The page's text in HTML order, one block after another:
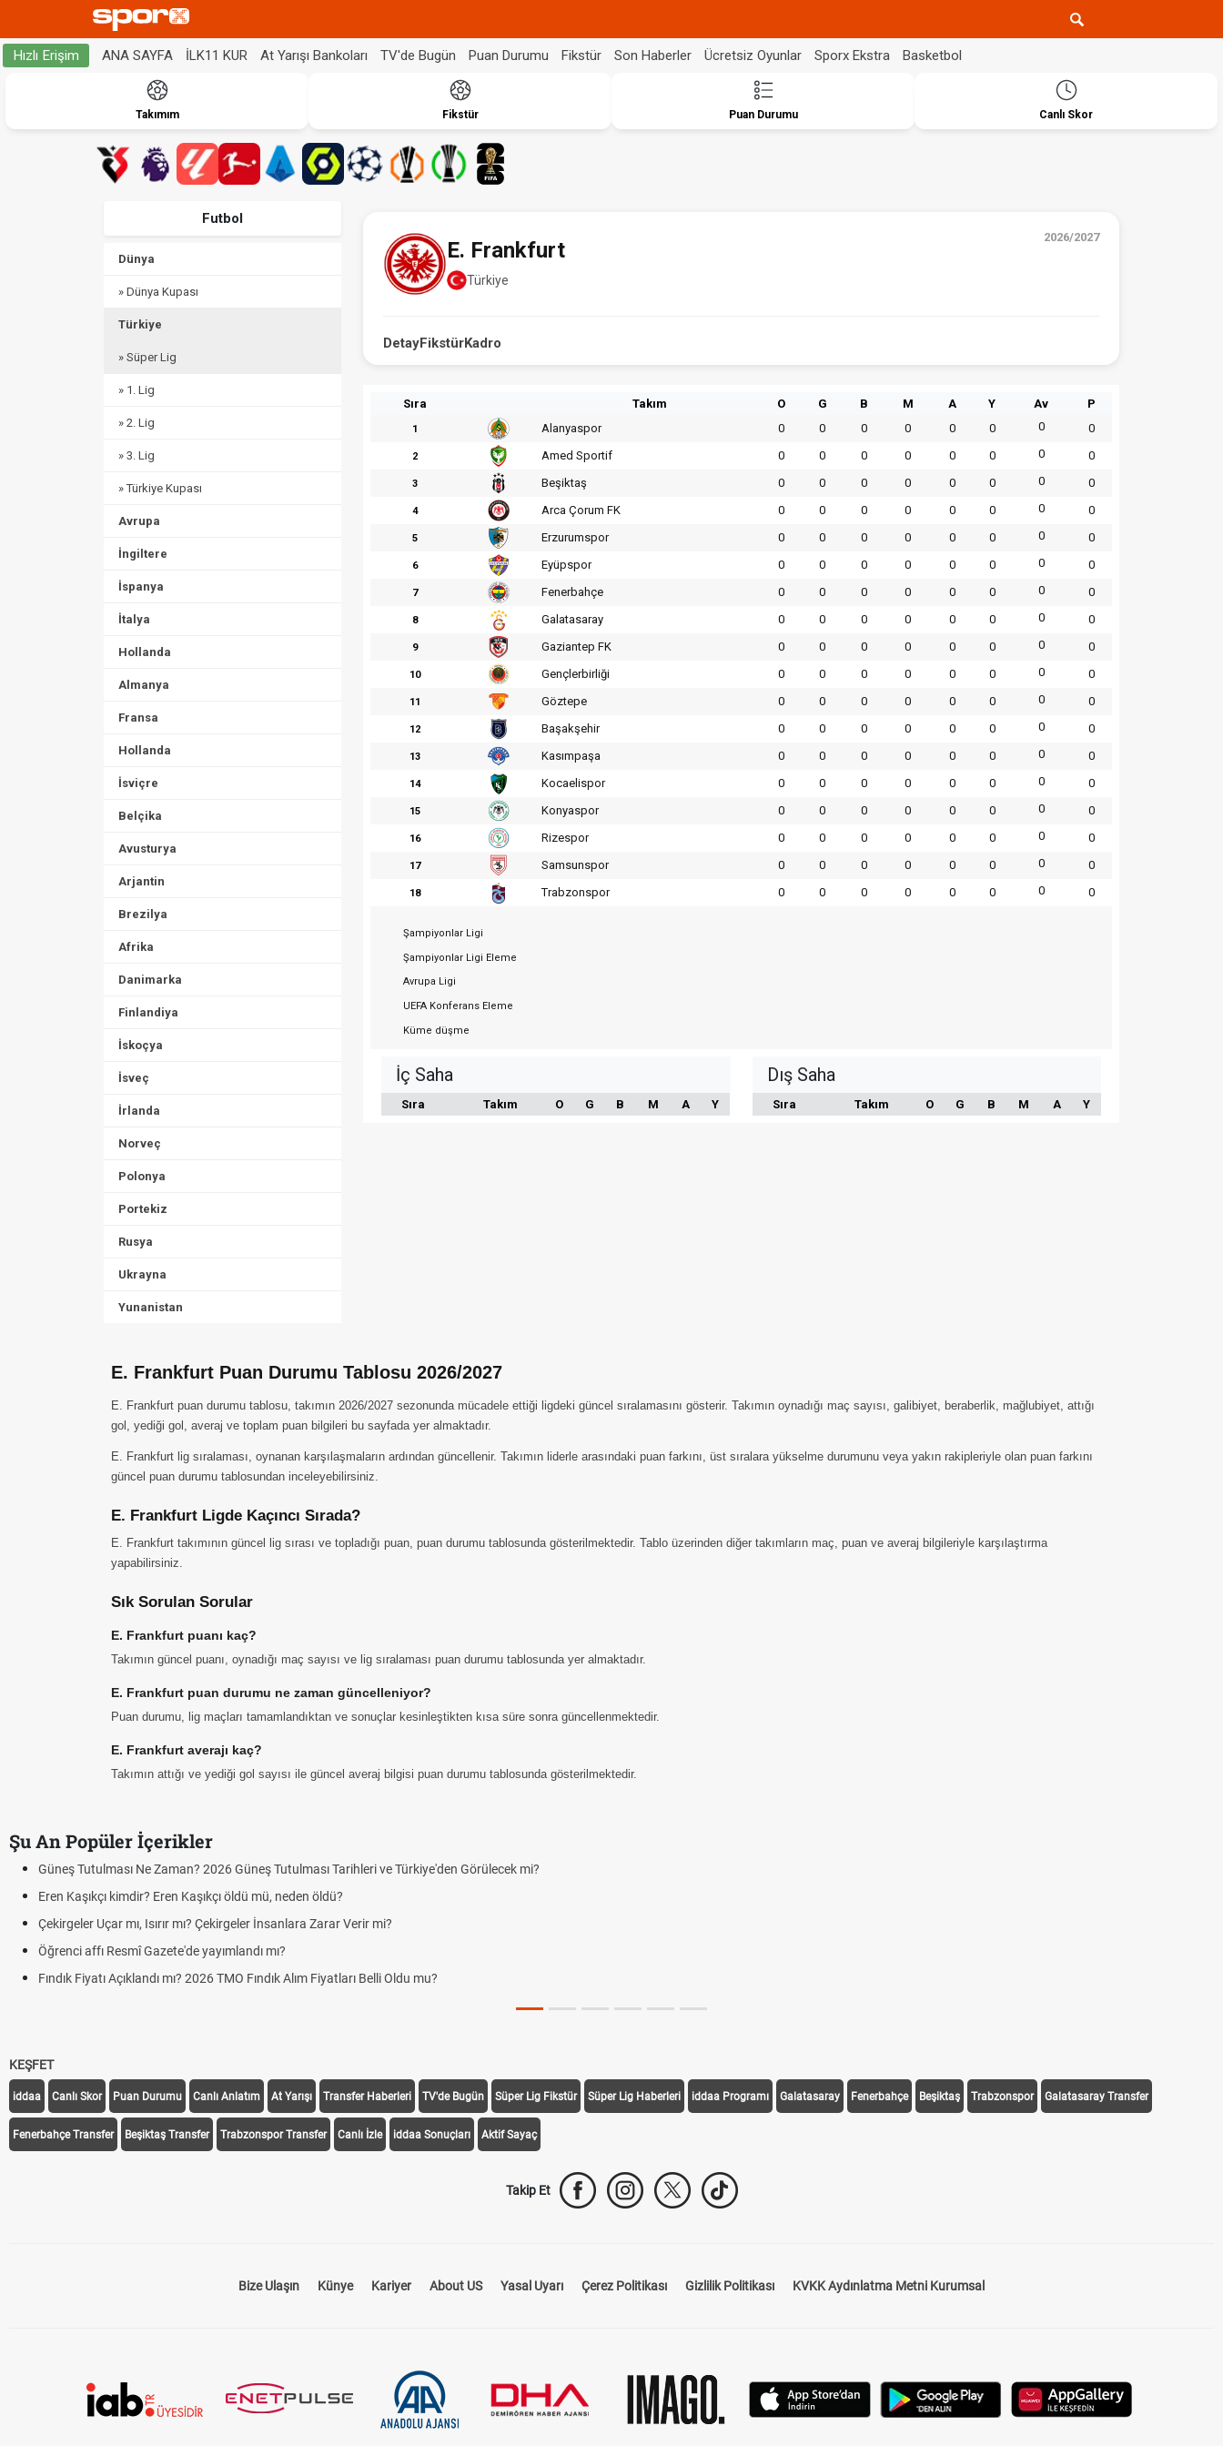
Hızlı Erişim ANA SAYFA İLK11 KUR At Yarışı Bankoları TV'de Bugün Puan Durumu Fikstür Son Haberler Ücretsiz Oyunlar Sporx Ekstra Basketbol
Takımım Fikstür Puan Durumu Canlı Skor
Futbol
Dünya
» Dünya Kupası
Türkiye
» Süper Lig
» 1. Lig
» 2. Lig
» 3. Lig
» Türkiye Kupası
Avrupa
İngiltere
İspanya
İtalya
Hollanda
Almanya
Fransa
Hollanda
İsviçre
Belçika
Avusturya
Arjantin
Brezilya
Afrika
Danimarka
Finlandiya
İskoçya
İsveç
İrlanda
Norveç
Polonya
Portekiz
Rusya
Ukrayna
Yunanistan
2026/2027
E. Frankfurt
Türkiye
DetayFikstürKadro
Sıra Takım O G B M A Y Av P
1 Alanyaspor 0 0 0 0 0 0 0 0
2 Amed Sportif 0 0 0 0 0 0 0 0
3 Beşiktaş 0 0 0 0 0 0 0 0
4 Arca Çorum FK 0 0 0 0 0 0 0 0
5 Erzurumspor 0 0 0 0 0 0 0 0
6 Eyüpspor 0 0 0 0 0 0 0 0
7 Fenerbahçe 0 0 0 0 0 0 0 0
8 Galatasaray 0 0 0 0 0 0 0 0
9 Gaziantep FK 0 0 0 0 0 0 0 0
10 Gençlerbirliği 0 0 0 0 0 0 0 0
11 Göztepe 0 0 0 0 0 0 0 0
12 Başakşehir 0 0 0 0 0 0 0 0
13 Kasımpaşa 0 0 0 0 0 0 0 0
14 Kocaelispor 0 0 0 0 0 0 0 0
15 Konyaspor 0 0 0 0 0 0 0 0
16 Rizespor 0 0 0 0 0 0 0 0
17 Samsunspor 0 0 0 0 0 0 0 0
18 Trabzonspor 0 0 0 0 0 0 0 0
Şampiyonlar Ligi
Şampiyonlar Ligi Eleme
Avrupa Ligi
UEFA Konferans Eleme
Küme düşme
İç Saha
Sıra Takım O G B M A Y
Dış Saha
Sıra Takım O G B M A Y
E. Frankfurt Puan Durumu Tablosu 2026/2027
E. Frankfurt puan durumu tablosu, takımın 2026/2027 sezonunda mücadele ettiği ligdeki güncel sıralamasını gösterir. Takımın oynadığı maç sayısı, galibiyet, beraberlik, mağlubiyet, attığı
gol, yediği gol, averaj ve toplam puan bilgileri bu sayfada yer almaktadır.
E. Frankfurt lig sıralaması, oynanan karşılaşmaların ardından güncellenir. Takımın liderle arasındaki puan farkını, üst sıralara yükselme durumunu veya yakın rakipleriyle olan puan farkını
güncel puan durumu tablosundan inceleyebilirsiniz.
E. Frankfurt Ligde Kaçıncı Sırada?
E. Frankfurt takımının güncel lig sırası ve topladığı puan, puan durumu tablosunda gösterilmektedir. Tablo üzerinden diğer takımların maç, puan ve averaj bilgileriyle karşılaştırma
yapabilirsiniz.
Sık Sorulan Sorular
E. Frankfurt puanı kaç?
Takımın güncel puanı, oynadığı maç sayısı ve lig sıralaması puan durumu tablosunda yer almaktadır.
E. Frankfurt puan durumu ne zaman güncelleniyor?
Puan durumu, lig maçları tamamlandıktan ve sonuçlar kesinleştikten kısa süre sonra güncellenmektedir.
E. Frankfurt averajı kaç?
Takımın attığı ve yediği gol sayısı ile güncel averaj bilgisi puan durumu tablosunda gösterilmektedir.
Şu An Popüler İçerikler
Güneş Tutulması Ne Zaman? 2026 Güneş Tutulması Tarihleri ve Türkiye'den Görülecek mi?
Eren Kaşıkçı kimdir? Eren Kaşıkçı öldü mü, neden öldü?
Çekirgeler Uçar mı, Isırır mı? Çekirgeler İnsanlara Zarar Verir mi?
Öğrenci affı Resmî Gazete'de yayımlandı mı?
Fındık Fiyatı Açıklandı mı? 2026 TMO Fındık Alım Fiyatları Belli Oldu mu?
KEŞFET
iddaa Canlı Skor Puan Durumu Canlı Anlatım At Yarışı Transfer Haberleri TV'de Bugün Süper Lig Fikstür Süper Lig Haberleri iddaa Programı Galatasaray Fenerbahçe Beşiktaş Trabzonspor Galatasaray Transfer
Fenerbahçe Transfer Beşiktaş Transfer Trabzonspor Transfer Canlı İzle iddaa Sonuçları Aktif Sayaç
Takip Et
Bize Ulaşın Künye Kariyer About US Yasal Uyarı Çerez Politikası Gizlilik Politikası KVKK Aydınlatma Metni Kurumsal